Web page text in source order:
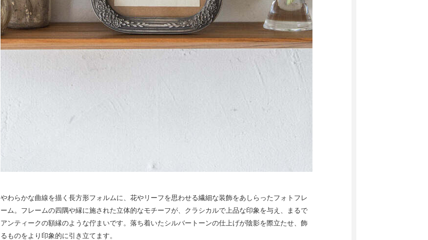
やわらかな曲線を描く長方形フォルムに、花やリーフを思わせる繊細な装飾をあしらったフォトフレ
ーム。フレームの四隅や縁に施された立体的なモチーフが、クラシカルで上品な印象を与え、まるで
アンティークの額縁のような佇まいです。落ち着いたシルバートーンの仕上げが陰影を際立たせ、飾
るものをより印象的に引き立てます。